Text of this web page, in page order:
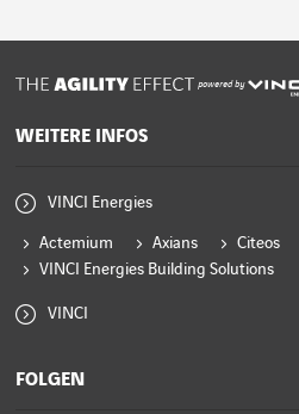
powered by
WEITERE INFOS
VINCI Energies
Actemium Axians Citeos
VINCI Energies Building Solutions
VINCI
FOLGEN